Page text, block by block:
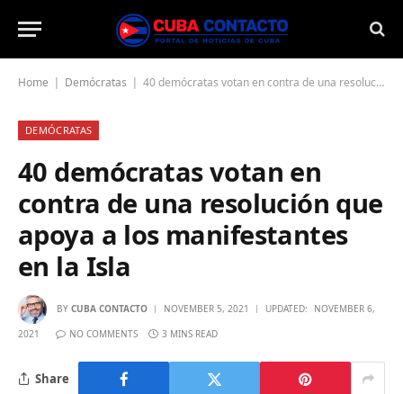
Home Demócratas 40 demócratas votan en contra de una resolución que apoya a los manifestantes en la Isla
DEMÓCRATAS
40 demócratas votan en
contra de una resolución que
apoya a los manifestantes
en la Isla
BY CUBA CONTACTO NOVEMBER 5, 2021 UPDATED: NOVEMBER 6,
2021 NO COMMENTS 3 MINS READ
Share